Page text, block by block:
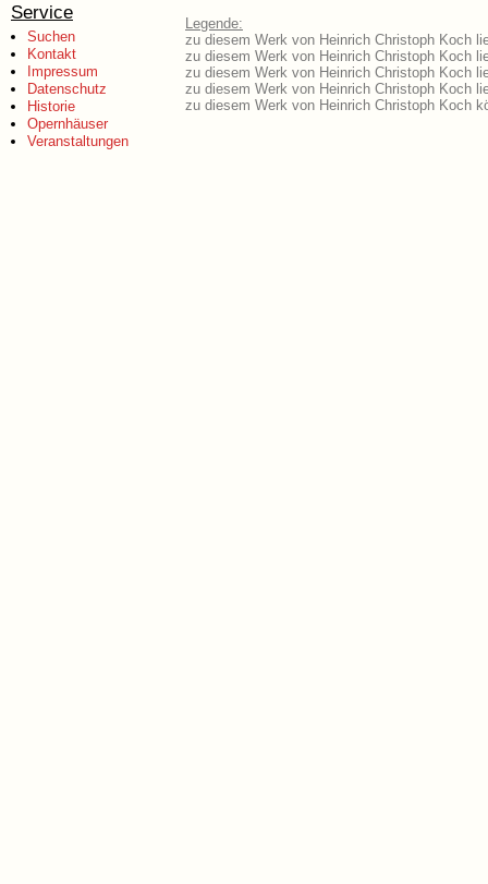
Service
Suchen
Kontakt
Impressum
Datenschutz
Historie
Opernhäuser
Veranstaltungen
Legende:
zu diesem Werk von Heinrich Christoph Koch
zu diesem Werk von Heinrich Christoph Koch
zu diesem Werk von Heinrich Christoph Koch
zu diesem Werk von Heinrich Christoph Koch
zu diesem Werk von Heinrich Christoph Koch